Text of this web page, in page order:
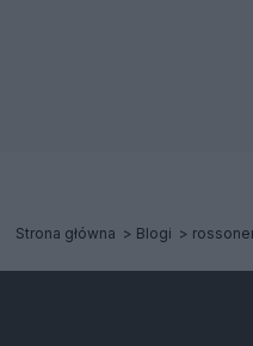
Strona główna Blogi